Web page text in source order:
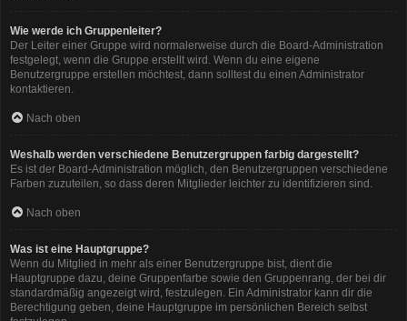
Wie werde ich Gruppenleiter?
Der Leiter einer Gruppe wird normalerweise durch die Board-Administration
festgelegt, wenn die Gruppe erstellt wird. Wenn du eine eigene
Benutzergruppe erstellen möchtest, dann solltest du einen Administrator
kontaktieren.
Nach oben
Weshalb werden verschiedene Benutzergruppen farbig dargestellt?
Es ist der Board-Administration möglich, den Benutzergruppen verschiedene
Farben zuzuteilen, so dass deren Mitglieder leichter zu identifizieren sind.
Nach oben
Was ist eine Hauptgruppe?
Wenn du Mitglied in mehr als einer Benutzergruppe bist, dient die
Hauptgruppe dazu, deine Gruppenfarbe sowie den Gruppenrang, der bei dir
standardmäßig angezeigt wird, festzulegen. Ein Administrator kann dir die
Berechtigung geben, deine Hauptgruppe im persönlichen Bereich selbst